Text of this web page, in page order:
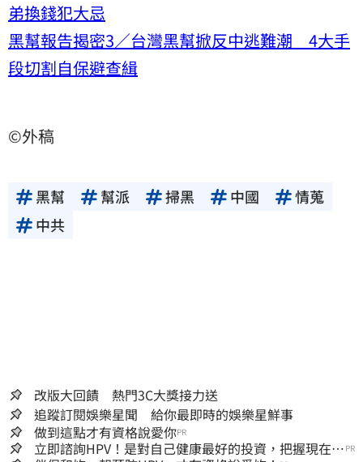
弟換錢犯大忌
黑幫報告揭密3／台灣黑幫掀反中逃難潮 4大手
段切割自保避查緝
©外稿
黑幫 幫派 掃黑 中國
情蒐
中共
改版大回饋 熱門3C大獎接力送
追蹤訂閱娛樂星聞 給你最即時的娛樂星鮮事
做到這點才有資格說愛你PR
立即諮詢HPV！是對自己健康最好的投資，把握現在不 PR